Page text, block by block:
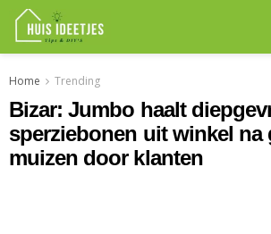
Home Trending
Bizar: Jumbo haalt
sperziebonen uit winkel na
muizen door klanten